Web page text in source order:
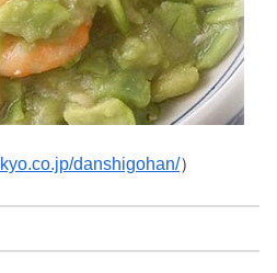
danshigohan/）